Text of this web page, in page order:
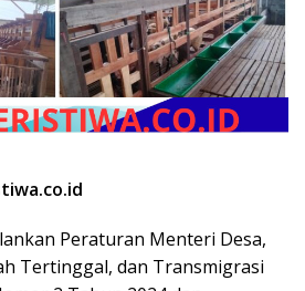
Peraturan Menteri Desa,
Tertinggal, dan Transmigrasi